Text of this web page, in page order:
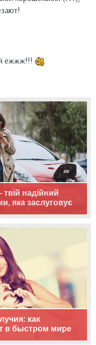
ёжжж!!!
надійний
яка заслуговує
как
в быстром мире